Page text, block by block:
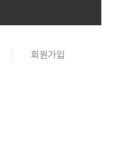
회원가입